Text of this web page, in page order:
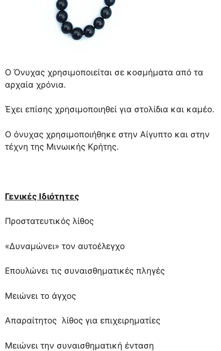
Ο Όνυχας χρησιμοποιείται σε κοσμήματα από τα
αρχαία χρόνια.
Έχει επίσης χρησιμοποιηθεί για στολίδια και καμέο.
Ο όνυχας χρησιμοποιήθηκε στην Αίγυπτο και στην
τέχνη της Μινωικής Κρήτης.
Γενικές Ιδιότητες
Προστατευτικός λίθος
«Δυναμώνει» τον αυτοέλεγχο
Επουλώνει τις συναισθηματικές πληγές
Μειώνει το άγχος
Απαραίτητος λίθος για επιχειρηματίες
Μειώνει την συναισθηματική ένταση